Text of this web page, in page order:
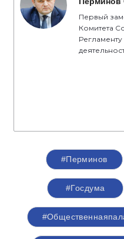
активную фазу
отметил секретарь
регионального
Россия»,
Перминов
Первый
Комитета